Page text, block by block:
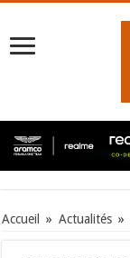
Accueil » Actualités »